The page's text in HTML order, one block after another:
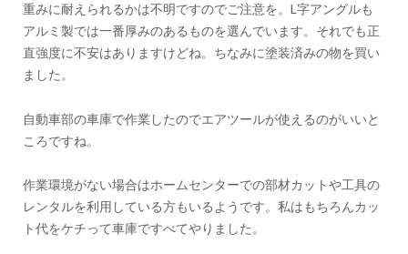
重みに耐えられるかは不明ですのでご注意を。L字アングルも
アルミ製では一番厚みのあるものを選んでいます。それでも正
直強度に不安はありますけどね。ちなみに塗装済みの物を買い
ました。
自動車部の車庫で作業したのでエアツールが使えるのがいいと
ころですね。
作業環境がない場合はホームセンターでの部材カットや工具の
レンタルを利用している方もいるようです。私はもちろんカッ
ト代をケチって車庫ですべてやりました。